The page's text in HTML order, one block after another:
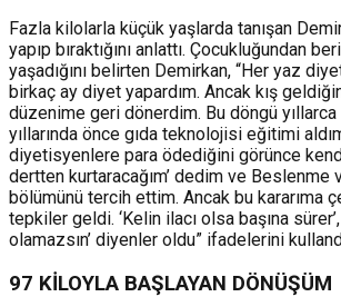
Fazla kilolarla küçük yaşlarda tanışan
yapıp bıraktığını anlattı. Çocukluğundan
yaşadığını belirten Demirkan, “Her yaz
birkaç ay diyet yapardım. Ancak kış
düzenime geri dönerdim. Bu döngü
yıllarında önce gıda teknolojisi eğitimi
diyetisyenlere para ödediğini görünce
dertten kurtaracağım’ dedim ve Beslenme
bölümünü tercih ettim. Ancak bu kararıma
tepkiler geldi. ‘Kelin ilacı olsa başına
olamazsın’ diyenler oldu” ifadelerini
97 KİLOYLA BAŞLAYAN DÖNÜŞÜM